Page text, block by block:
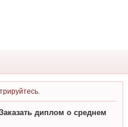
диплом о среднем